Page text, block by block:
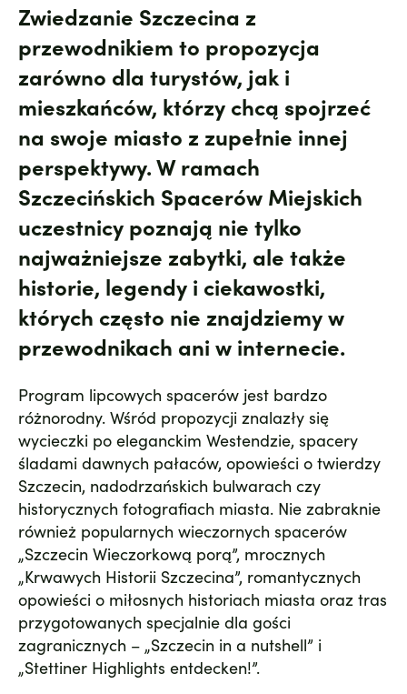
Zwiedzanie Szczecina z
przewodnikiem to propozycja
zarówno dla turystów, jak i
mieszkańców, którzy chcą spojrzeć
na swoje miasto z zupełnie innej
perspektywy. W ramach
Szczecińskich Spacerów Miejskich
uczestnicy poznają nie tylko
najważniejsze zabytki, ale także
historie, legendy i ciekawostki,
których często nie znajdziemy w
przewodnikach ani w internecie.
Program lipcowych spacerów jest bardzo
różnorodny. Wśród propozycji znalazły się
wycieczki po eleganckim Westendzie, spacery
śladami dawnych pałaców, opowieści o twierdzy
Szczecin, nadodrzańskich bulwarach czy
historycznych fotografiach miasta. Nie zabraknie
również popularnych wieczornych spacerów
„Szczecin Wieczorkową porą”, mrocznych
„Krwawych Historii Szczecina”, romantycznych
opowieści o miłosnych historiach miasta oraz tras
przygotowanych specjalnie dla gości
zagranicznych – „Szczecin in a nutshell” i
„Stettiner Highlights entdecken!”.